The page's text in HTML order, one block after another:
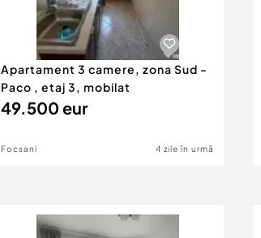
Apartament 3 camere, zona Sud -
Paco , etaj 3, mobilat
49.500 eur
Focsani 4 zile în urmă